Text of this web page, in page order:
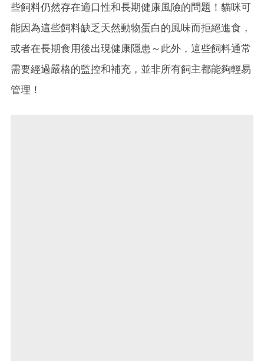
些飼料仍然存在適口性和長期健康風險的問題！貓咪可
能因為這些飼料缺乏天然動物蛋白的風味而拒絕進食，
或者在長期食用後出現健康隱患～此外，這些飼料通常
需要經過嚴格的監控和補充，並非所有飼主都能夠輕易
管理！